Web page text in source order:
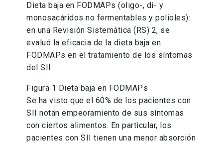
Dieta baja en FODMAPs (oligo-, di- y
monosacáridos no fermentables y polioles):
en una Revisión Sistemática (RS) 2, se
evaluó la eficacia de la dieta baja en
FODMAPs en el tratamiento de los síntomas
del SII.
Figura 1 Dieta baja en FODMAPs
Se ha visto que el 60% de los pacientes con
SII notan empeoramiento de sus síntomas
con ciertos alimentos. En particular, los
pacientes con SII tienen una menor absorción